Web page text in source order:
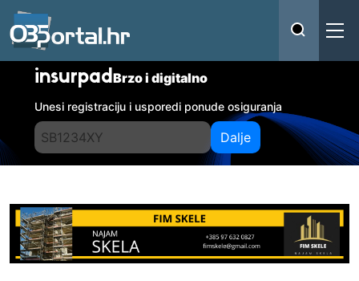
insurpadBrzo i digitalno
Unesi registraciju i usporedi ponude osiguranja
Dalje